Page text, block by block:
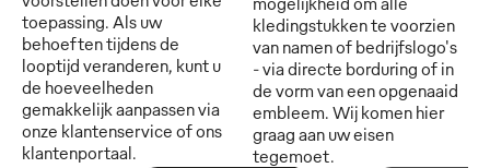
toepassing. Als uw
behoeften tijdens de
looptijd veranderen, kunt u
de hoeveelheden
gemakkelijk aanpassen via
onze klantenservice of ons
klantenportaal.
kledingstukken te voorzien
van namen of bedrijfslogo's
- via directe borduring of in
de vorm van een opgenaaid
embleem. Wij komen hier
graag aan uw eisen
tegemoet.